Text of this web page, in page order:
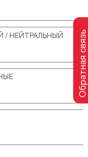
/ НЕЙТРАЛЬНЫЙ Обратная связь